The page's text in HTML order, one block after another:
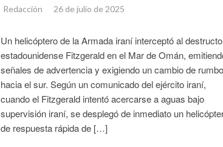
Redacción 26 de julio de 2025
Un helicóptero de la Armada iraní interceptó al
estadounidense Fitzgerald en el Mar de Omán,
señales de advertencia y exigiendo un cambio de rumbo
hacia el sur. Según un comunicado del ejército iraní,
cuando el Fitzgerald intentó acercarse a aguas bajo
supervisión iraní, se desplegó de inmediato un
de respuesta rápida de […]